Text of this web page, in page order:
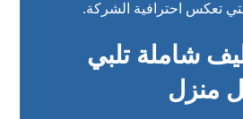
تعكس احترافية الشركة.
شاملة تلبي
منزل